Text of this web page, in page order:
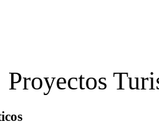
Proyectos